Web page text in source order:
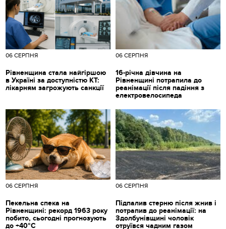
06 СЕРПНЯ
Рівненщина стала найгіршою
в Україні за доступністю КТ:
лікарням загрожують санкції
06 СЕРПНЯ
16-річна дівчина на
Рівненщині потрапила до
реанімації після падіння з
електровелосипеда
06 СЕРПНЯ
Пекельна спека на
Рівненщині: рекорд 1963 року
побито, сьогодні прогнозують
до +40°C
06 СЕРПНЯ
Підпалив стерню після жнив і
потрапив до реанімації: на
Здолбунівщині чоловік
отруївся чадним газом